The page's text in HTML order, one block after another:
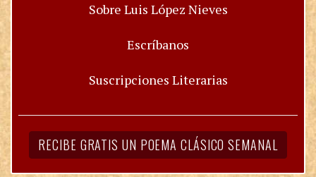
Sobre Luis López Nieves
Escríbanos
Suscripciones Literarias
RECIBE GRATIS UN POEMA CLÁSICO SEMANAL